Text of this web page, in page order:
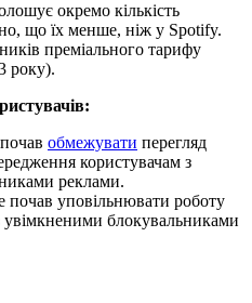
окремо кількість
що їх менше, ніж у Spotify.
преміального тарифу
року).
обмежувати перегляд
користувачам з
реклами.
почав уповільнювати роботу
увімкненими блокувальниками